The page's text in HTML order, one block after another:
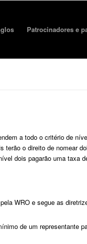
Patrocinadores e
a todo o critério de
terão o direito de nomear
dois pagarão uma taxa
WRO e segue as
de um representante